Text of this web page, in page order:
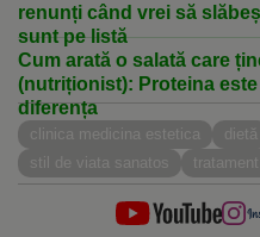
renunți când vrei să
sunt pe listă
Cum arată o salată care
(nutriționist): Proteina
diferența
clinica medicina estetica dietă
stil de viata sanatos